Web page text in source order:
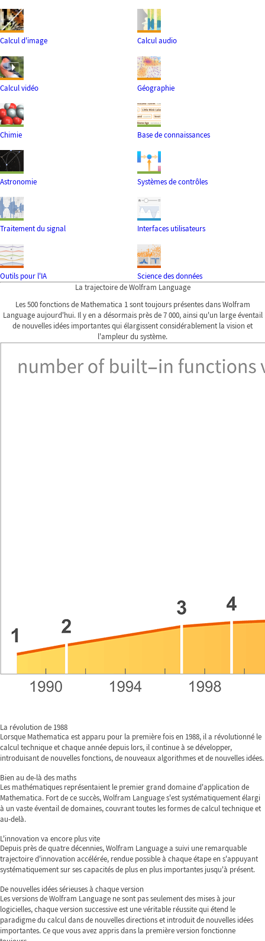
Calcul d'image Calcul audio
Calcul vidéo Géographie
Chimie Base de connaissances
Astronomie Systèmes de contrôles
Traitement du signal Interfaces utilisateurs
Outils pour l'IA
Science des données
La trajectoire de Wolfram Language
Les 500 fonctions de Mathematica 1 sont toujours présentes dans Wolfram
Language aujourd'hui. Il y en a désormais près de 7 000, ainsi qu'un large éventail
de nouvelles idées importantes qui élargissent considérablement la vision et
l'ampleur du système.
La révolution de 1988
Lorsque Mathematica est apparu pour la première fois en 1988, il a révolutionné le
calcul technique et chaque année depuis lors, il continue à se développer,
introduisant de nouvelles fonctions, de nouveaux algorithmes et de nouvelles idées.
Bien au de-là des maths
Les mathématiques représentaient le premier grand domaine d'application de
Mathematica. Fort de ce succès, Wolfram Language s'est systématiquement élargi
à un vaste éventail de domaines, couvrant toutes les formes de calcul technique et
au-delà.
L'innovation va encore plus vite
Depuis près de quatre décennies, Wolfram Language a suivi une remarquable
trajectoire d'innovation accélérée, rendue possible à chaque étape en s'appuyant
systématiquement sur ses capacités de plus en plus importantes jusqu'à présent.
De nouvelles idées sérieuses à chaque version
Les versions de Wolfram Language ne sont pas seulement des mises à jour
logicielles, chaque version successive est une véritable réussite qui étend le
paradigme du calcul dans de nouvelles directions et introduit de nouvelles idées
importantes. Ce que vous avez appris dans la première version fonctionne